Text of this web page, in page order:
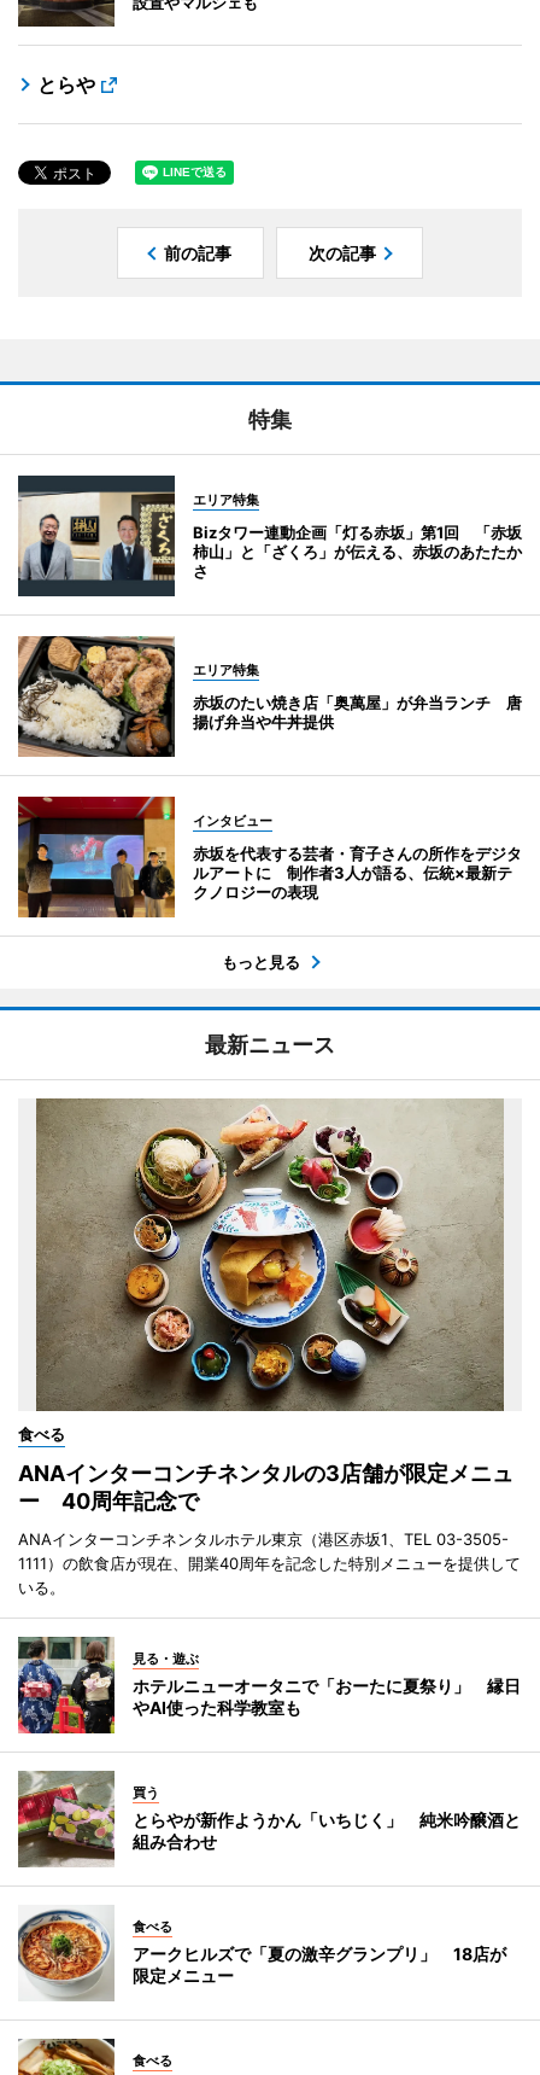
とらや
前の記事 次の記事
特集
エリア特集
Bizタワー連動企画「灯る赤坂」第1回 「赤坂
柿山」と「ざくろ」が伝える、赤坂のあたたか
さ
エリア特集
赤坂のたい焼き店「奥萬屋」が弁当ランチ 唐
揚げ弁当や牛丼提供
インタビュー
赤坂を代表する芸者・育子さんの所作をデジタ
ルアートに 制作者3人が語る、伝統×最新テ
クノロジーの表現
もっと見る
最新ニュース
食べる
ANAインターコンチネンタルの3店舗が限定メニュ
ー 40周年記念で
ANAインターコンチネンタルホテル東京（港区赤坂1、TEL 03-3505-
1111）の飲食店が現在、開業40周年を記念した特別メニューを提供して
いる。
見る・遊ぶ
ホテルニューオータニで「おーたに夏祭り」 縁日
やAI使った科学教室も
買う
とらやが新作ようかん「いちじく」 純米吟醸酒と
組み合わせ
食べる
アークヒルズで「夏の激辛グランプリ」 18店が
限定メニュー
食べる